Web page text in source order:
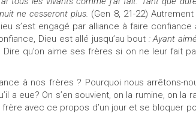
ne cesseront plus. (Gen 8, 21-22)
s’est engagé par alliance à faire
Dieu est allé jusqu’au bout : Ayant
Dire qu’on aime ses frères si on ne leur fait
à nos frères ? Pourquoi nous arrêtons-
a eue? On s’en souvient, on la rumine, on la
avec ce propos d’un jour et se bloquer